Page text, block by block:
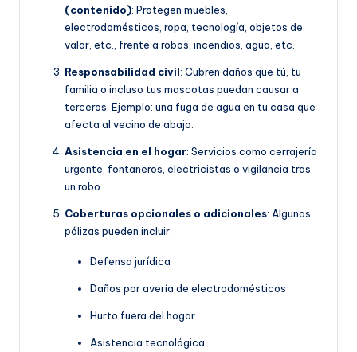
(contenido): Protegen muebles,
electrodomésticos, ropa, tecnología, objetos de
valor, etc., frente a robos, incendios, agua, etc.
Responsabilidad civil: Cubren daños que tú, tu
familia o incluso tus mascotas puedan causar a
terceros. Ejemplo: una fuga de agua en tu casa que
afecta al vecino de abajo.
Asistencia en el hogar: Servicios como cerrajería
urgente, fontaneros, electricistas o vigilancia tras
un robo.
Coberturas opcionales o adicionales: Algunas
pólizas pueden incluir:
Defensa jurídica
Daños por avería de electrodomésticos
Hurto fuera del hogar
Asistencia tecnológica